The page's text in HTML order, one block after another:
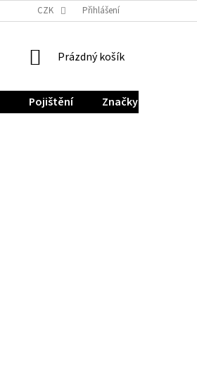
CZK Přihlášení
NÁKUPNÍ
Prázdný košík
Pojištění Značky